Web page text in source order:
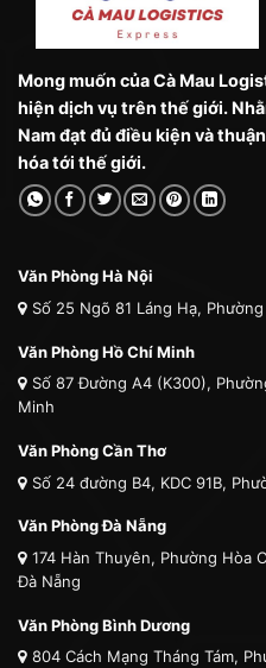
Mong muốn của Cà Mau
hiện dịch vụ trên thế giới.
Nam đạt đủ điều kiện và
hóa tới thế giới.
Văn Phòng Hà Nội
Số 25 Ngõ 81 Láng Hạ,
Văn Phòng Hồ Chí Minh
Số 87 Đường A4 (K300),
Minh
Văn Phòng Cần Thơ
Số 24 đường B4, KDC 91B,
Văn Phòng Đà Nẵng
174 Hàn Thuyên, Phường Hòa
Đà Nẵng
Văn Phòng Bình Dương
804 Cách Mạng Tháng Tám,